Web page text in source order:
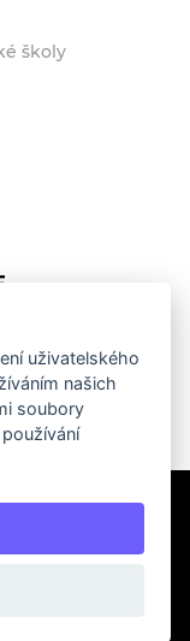
školy
uživatelského
našich
soubory